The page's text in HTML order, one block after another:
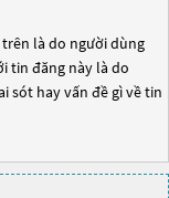
là do người dùng
tin đăng này là do
sót hay vấn đề gì về tin